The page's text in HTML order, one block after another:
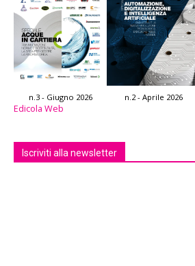
n.3 - Giugno 2026 n.2 - Aprile 2026
Edicola Web
Iscriviti alla newsletter